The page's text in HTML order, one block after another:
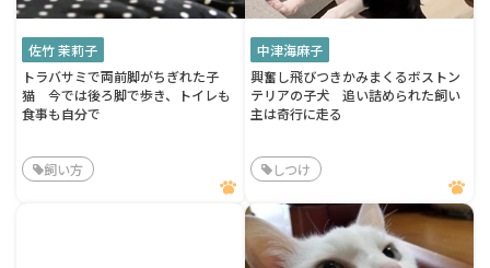
佐竹 茉莉子
トラバサミで両前脚がちぎれた子
猫 今では後ろ脚で歩き、トイレも
食事も自分で
飼い方
中津海麻子
興奮し飛びつきかみまくるボストン
テリアの子犬 追い詰められた飼い
主は奇行に走る
しつけ